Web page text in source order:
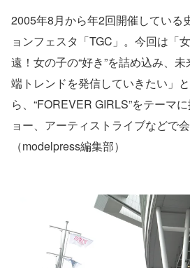
2005年8月から年2回開催している
ョンフェスタ「TGC」。今回は「
遠！女の子の“好き”を詰め込み、
端トレンドを発信していきたい」
ら、“FOREVER GIRLS”をテーマ
ョー、アーティストライブなどで
（modelpress編集部）